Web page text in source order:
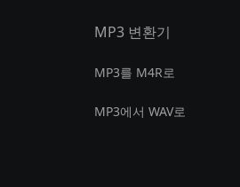
MP3 변환기
MP3를 M4R로
MP3에서 WAV로